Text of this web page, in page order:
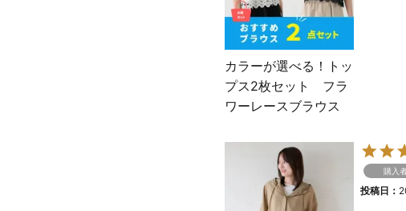
カラーが選べる！トッ
プス2枚セット フラ
ワーレースブラウス
購入
投稿日